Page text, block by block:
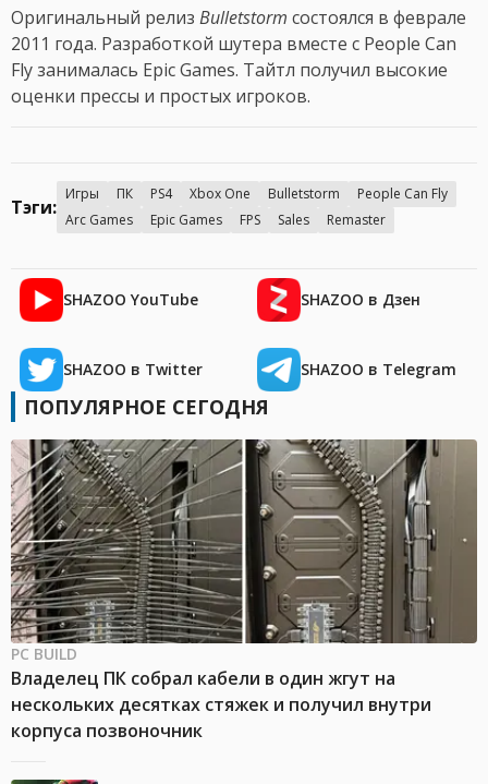
Оригинальный релиз Bulletstorm состоялся в феврале
2011 года. Разработкой шутера вместе с People Can
Fly занималась Epic Games. Тайтл получил высокие
оценки прессы и простых игроков.
Тэги:
Игры ПК PS4 Xbox One Bulletstorm
People Can Fly
Arc Games
Epic Games FPS Sales Remaster
SHAZOO YouTube SHAZOO в Дзен
SHAZOO в Twitter SHAZOO в Telegram
ПОПУЛЯРНОЕ СЕГОДНЯ
PC BUILD
Владелец ПК собрал кабели в один жгут на
нескольких десятках стяжек и получил внутри
корпуса позвоночник